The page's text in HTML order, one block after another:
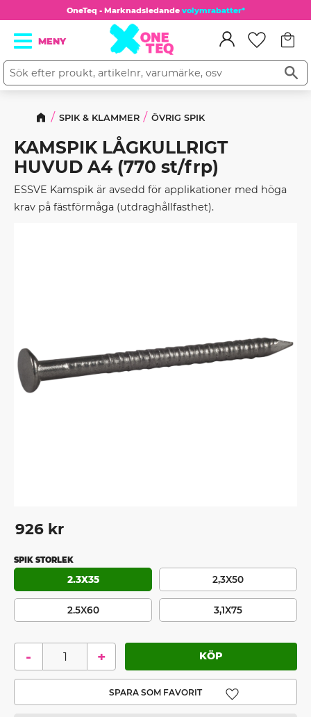
Meny
OneTeq - Marknadsledande volymrabatter*
SPIK & KLAMMER ÖVRIG SPIK
KAMSPIK LÅGKULLRIGT
HUVUD A4 (770 st/frp)
ESSVE Kamspik är avsedd för applikationer med höga
krav på fästförmåga (utdraghållfasthet).
926 kr
SPIK STORLEK
2.3X35 2,3X50
2.5X60 3,1X75
+
-
Lägg till i favoriter